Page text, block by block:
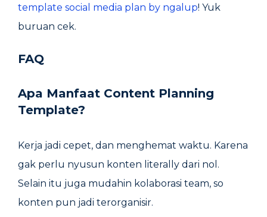
template social media plan by ngalup! Yuk
buruan cek.
FAQ
Apa Manfaat Content Planning
Template?
Kerja jadi cepet, dan menghemat waktu. Karena
gak perlu nyusun konten literally dari nol.
Selain itu juga mudahin kolaborasi team, so
konten pun jadi terorganisir.